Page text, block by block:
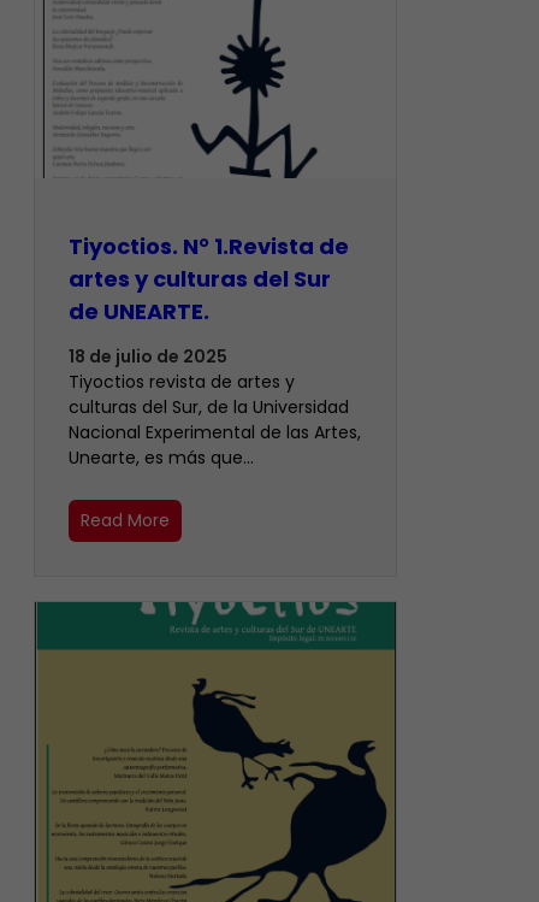
Tiyoctios. N° 1.Revista de
artes y culturas del Sur
de UNEARTE.
18 de julio de 2025
Tiyoctios revista de artes y
culturas del Sur, de la Universidad
Nacional Experimental de las Artes,
Unearte, es más que…
Read More